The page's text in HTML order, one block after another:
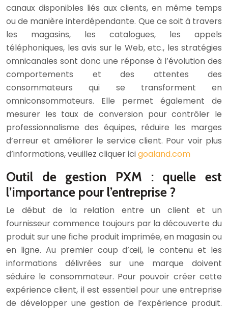
canaux disponibles liés aux clients, en même temps
ou de manière interdépendante. Que ce soit à travers
les magasins, les catalogues, les appels
téléphoniques, les avis sur le Web, etc., les stratégies
omnicanales sont donc une réponse à l’évolution des
comportements et des attentes des
consommateurs qui se transforment en
omniconsommateurs. Elle permet également de
mesurer les taux de conversion pour contrôler le
professionnalisme des équipes, réduire les marges
d’erreur et améliorer le service client. Pour voir plus
d’informations, veuillez cliquer icigoaland.com
Outil de gestion PXM : quelle est
l’importance pour l’entreprise ?
Le début de la relation entre un client et un
fournisseur commence toujours par la découverte du
produit sur une fiche produit imprimée, en magasin ou
en ligne. Au premier coup d’œil, le contenu et les
informations délivrées sur une marque doivent
séduire le consommateur. Pour pouvoir créer cette
expérience client, il est essentiel pour une entreprise
de développer une gestion de l’expérience produit.